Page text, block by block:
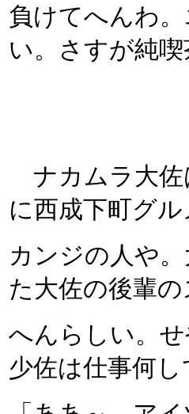
負けてへんわ
い。さすが純喫
ナカムラ大佐
に西成下町グ
カンジの人や
た大佐の後輩
へんらしい。
少佐は仕事何